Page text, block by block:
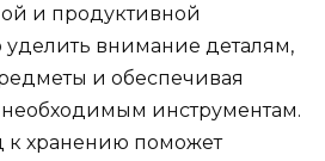
и продуктивной
уделить внимание деталям,
и обеспечивая
инструментам.
к хранению поможет